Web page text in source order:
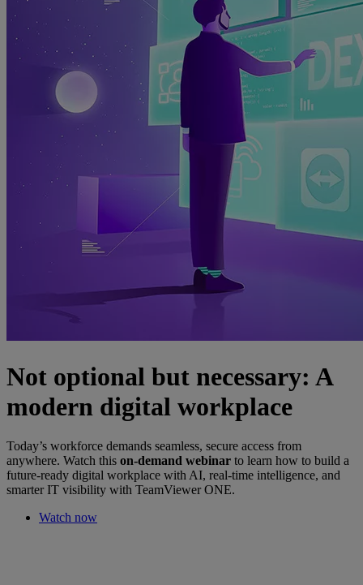
Not optional but necessary: A
modern digital workplace
Today’s workforce demands seamless, secure access from
anywhere. Watch this on-demand webinar to learn how to build a
future-ready digital workplace with AI, real-time intelligence, and
smarter IT visibility with TeamViewer ONE.
Watch now